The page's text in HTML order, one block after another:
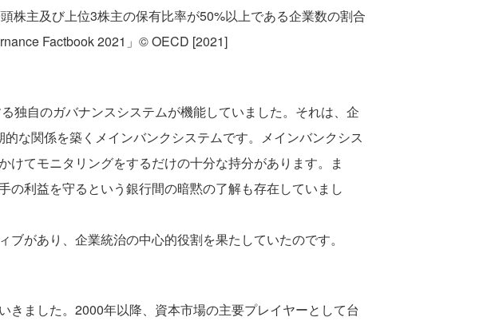
株主及び上位3株主の保有比率が50%以上である企業数の割合
Factbook 2021」© OECD [2021]
独自のガバナンスシステムが機能していました。それは、企
な関係を築くメインバンクシステムです。メインバンクシス
てモニタリングをするだけの十分な持分があります。ま
利益を守るという銀行間の暗黙の了解も存在していまし
があり、企業統治の中心的役割を果たしていたのです。
ました。2000年以降、資本市場の主要プレイヤーとして台